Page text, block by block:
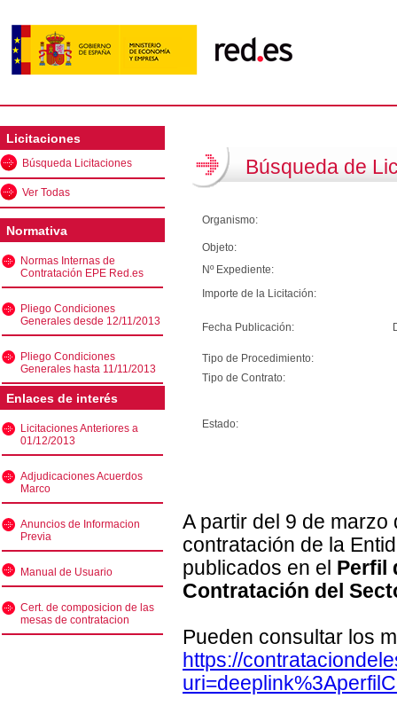
Licitaciones
Búsqueda Licitaciones
Ver Todas
Normativa
Normas Internas de
Contratación EPE Red.es
Pliego Condiciones
Generales desde 12/11/2013
Pliego Condiciones
Generales hasta 11/11/2013
Enlaces de interés
Licitaciones Anteriores a
01/12/2013
Adjudicaciones Acuerdos
Marco
Anuncios de Informacion
Previa
Manual de Usuario
Cert. de composicion de las
mesas de contratacion
Búsqueda de
Organismo:
Objeto:
Nº Expediente:
Importe de la Licitación:
Fecha Publicación:
Tipo de Procedimiento:
Tipo de Contrato:
Estado:
A partir del 9 de
contratación de la
publicados en el Perfil
Contratación del
Pueden consultar los
https://